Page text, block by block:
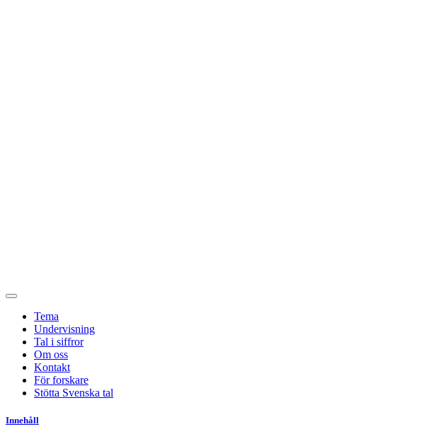
Tema
Undervisning
Tal i siffror
Om oss
Kontakt
För forskare
Stötta Svenska tal
Innehåll